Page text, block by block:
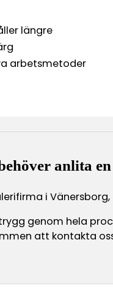
längre
arbetsmetoder
anlita
i
genom hela
att kontakta